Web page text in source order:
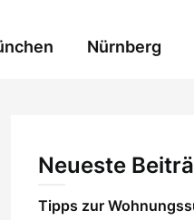
Nürnberg
Neueste
Tipps zur